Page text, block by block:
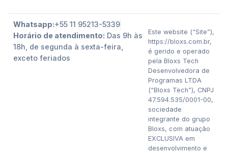
Whatsapp:+55 11 95213-5339
Horário de atendimento: Das 9h às
18h, de segunda à sexta-feira,
exceto feriados
Este website (“Site”),
https://bloxs.com.br,
é gerido e operado
pela Bloxs Tech
Desenvolvedora de
Programas LTDA
(“Bloxs Tech”), CNPJ
47.594.535/0001-00,
sociedade
integrante do grupo
Bloxs, com atuação
EXCLUSIVA em
desenvolvimento e